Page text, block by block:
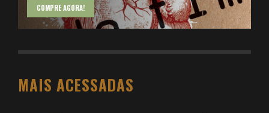
COMPRE AGORA!
MAIS ACESSADAS